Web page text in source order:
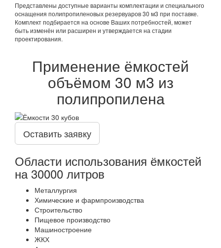
Представлены доступные варианты комплектации и специального
оснащения полипропиленовых резервуаров 30 м3 при поставке.
Комплект подбирается на основе Ваших потребностей, может
быть изменён или расширен и утверждается на стадии
проектирования.
Применение ёмкостей
объёмом 30 м3 из
полипропилена
Оставить заявку
Области использования ёмкостей
на 30000 литров
Металлургия
Химические и фармпроизводства
Строительство
Пищевое производство
Машиностроение
ЖКХ